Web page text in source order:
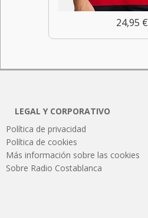
24,95 €
LEGAL Y CORPORATIVO
Política de privacidad
Política de cookies
Más información sobre las cookies
Sobre Radio Costablanca